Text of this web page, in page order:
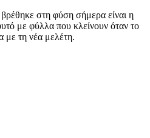
στη φύση σήμερα είναι η
με φύλλα που κλείνουν όταν το
με τη νέα μελέτη.